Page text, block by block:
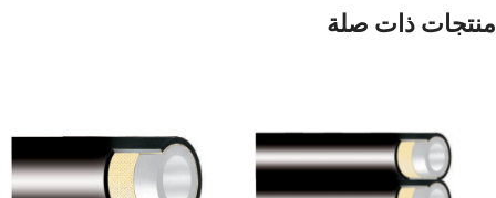
منتجات ذات صلة